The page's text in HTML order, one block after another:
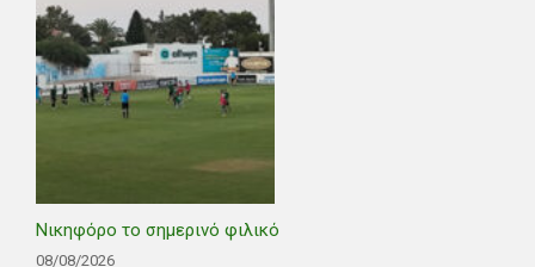
Νικηφόρο το σημερινό φιλικό
08/08/2026